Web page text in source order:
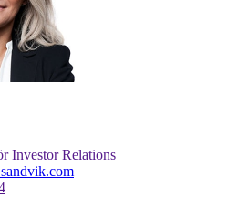
Investor Relations